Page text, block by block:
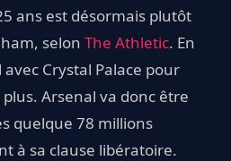
ans est désormais plutôt
selon The Athletic. En
Crystal Palace pour
Arsenal va donc être
quelque 78 millions
à sa clause libératoire.